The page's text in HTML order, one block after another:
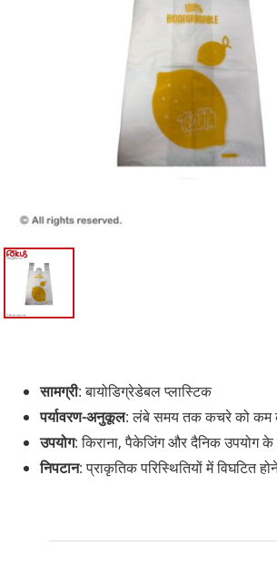
सामग्री: बायोडिग्रेडेबल प्लास्टिक
पर्यावरण-अनुकूल: लंबे समय तक कचरे को कम
उपयोग: किराना, पैकेजिंग और दैनिक उपयोग
निपटान: प्राकृतिक परिस्थितियों में विघटित